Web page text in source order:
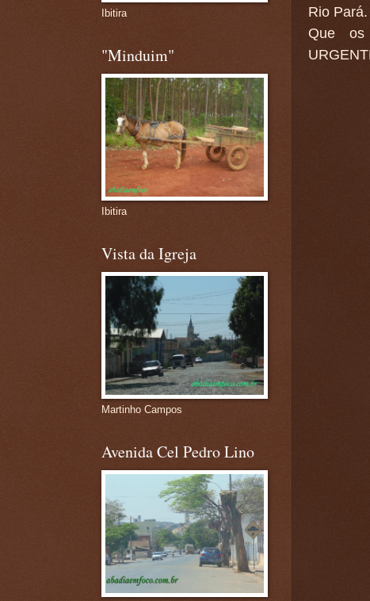
Rio Pará.
Que os
Ibitira
"Minduim"
Ibitira
Vista da Igreja
Martinho Campos
Avenida Cel Pedro Lino